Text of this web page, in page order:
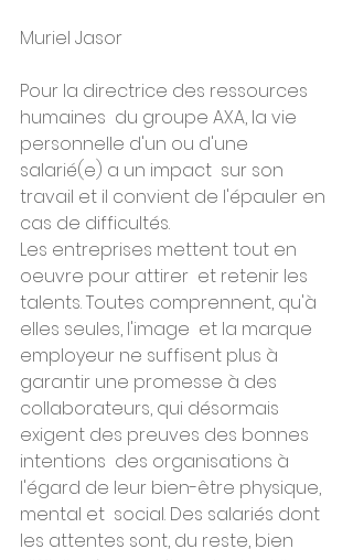
Muriel Jasor
Pour la directrice des ressources
humaines  du groupe AXA, la vie
personnelle d'un ou d'une
salarié(e) a un impact  sur son
travail et il convient de l'épauler en
cas de difficultés.
Les entreprises mettent tout en
oeuvre pour attirer  et retenir les
talents. Toutes comprennent, qu'à
elles seules, l'image  et la marque
employeur ne suffisent plus à
garantir une promesse à des
collaborateurs, qui désormais
exigent des preuves des bonnes
intentions  des organisations à
l'égard de leur bien-être physique,
mental et  social. Des salariés dont
les attentes sont, du reste, bien